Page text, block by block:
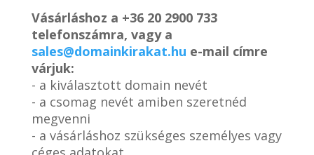
Vásárláshoz a +36 20 2900 733
telefonszámra, vagy a
sales@domainkirakat.hu e-mail címre
várjuk:
- a kiválasztott domain nevét
- a csomag nevét amiben szeretnéd
megvenni
- a vásárláshoz szükséges személyes vagy